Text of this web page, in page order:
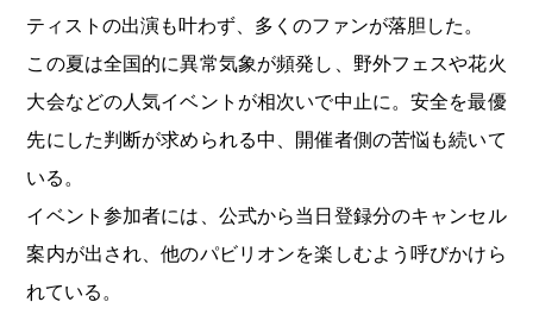
ティストの出演も叶わず、多くのファンが落胆した。
この夏は全国的に異常気象が頻発し、野外フェスや花火
大会などの人気イベントが相次いで中止に。安全を最優
先にした判断が求められる中、開催者側の苦悩も続いて
いる。
イベント参加者には、公式から当日登録分のキャンセル
案内が出され、他のパビリオンを楽しむよう呼びかけら
れている。